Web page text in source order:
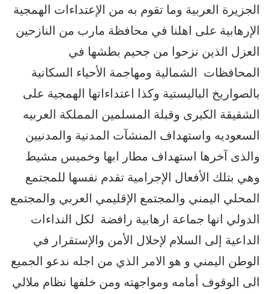
الجزيرة العربية وما تقوم به من الإعتداءات الهمجية
الإرهابية على اهلنا في محافظة مارب من النازحين
العزل الذين نزحوا من جحيم بطشها في
المحافظات الشمالية ومهاجمة الأحياء السكانية
بالصواريخ الباليستية وكذا اعتداءاتها الهمجية على
الشقيقة الكبرى وقبلة المسلمين المملكة العربيه
السعوديه واستهداف المنشآت المدنية والمدنيين
والذى آخرها استهداف مطار ابها وخميس مشيط
وهي بتلك الأفعال الإجرامية تقدم نفسها للمجتمع
المحلي اليمني والمجتمع الإقليمي العربي والمجتمع
الدولي انها جماعة ارهابية رافضة لكل النداءات
الداعية إلى السلام لإحلال الأمن والإستقرار في
الوطن اليمني و هو الامر الذي من اجله ندعو الجميع
الى الوقوف أمامه ومواجهته ومن خلفها نظام ملالي